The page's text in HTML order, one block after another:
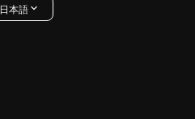
日本語